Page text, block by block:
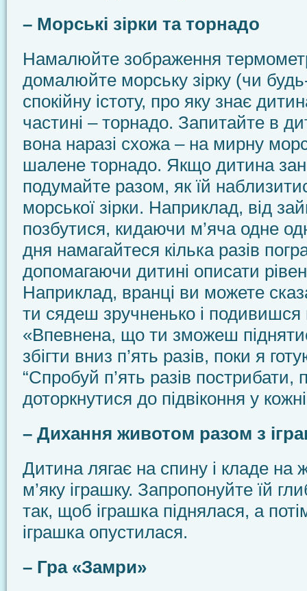
– Морські зірки та торнадо
Намалюйте зображення
домалюйте морську зірку (чи
спокійну істоту, про яку знає
частині – торнадо. Запитайте в
вона наразі схожа – на мирну
шалене торнадо. Якщо дитина
подумайте разом, як їй
морської зірки. Наприклад, від
позбутися, кидаючи м’яча одне
дня намагайтеся кілька разів
допомагаючи дитині описати
Наприклад, вранці ви можете
ти сядеш зручненько і подивишся
«Впевнена, що ти зможеш
збігти вниз п’ять разів, поки я
“Спробуй п’ять разів пострибати,
доторкнутися до підвіконня у
– Дихання животом разом з
Дитина лягає на спину і кладе на
м’яку іграшку. Запропонуйте їй
так, щоб іграшка піднялася, а
іграшка опустилася.
– Гра «Замри»